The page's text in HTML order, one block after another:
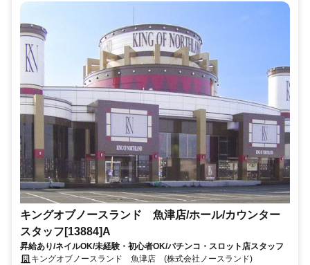
キングオブノースランド 魚津店/ホール/カウンター
スタッフ[13884]A
昇給あり/ネイルOK/未経験・初心者OK/パチンコ・スロット店スタッフ
キングオブノースランド 魚津店 (株式会社ノースランド)